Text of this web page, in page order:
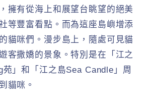
擁有從海上和展望台眺望的絕美
等豐富看點。而為這座島嶼增添
貓咪們。漫步島上，隨處可見貓
客撒嬌的景象。特別是在「江之
」和「江之島Sea Candle」周
貓咪。